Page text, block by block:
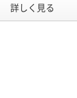
横罫線
詳しく見る